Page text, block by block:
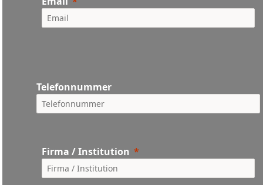
Telefonnummer
Firma / Institution